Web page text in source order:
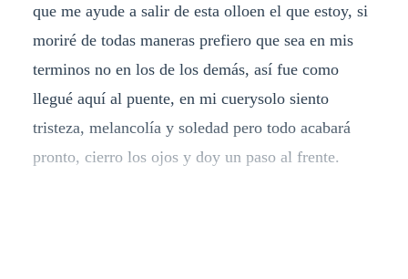
que me ayude a salir de esta olloen el que estoy, si
moriré de todas maneras prefiero que sea en mis
terminos no en los de los demás, así fue como
llegué aquí al puente, en mi cuerysolo siento
tristeza, melancolía y soledad pero todo acabará
pronto, cierro los ojos y doy un paso al frente.